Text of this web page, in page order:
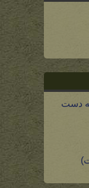
دست